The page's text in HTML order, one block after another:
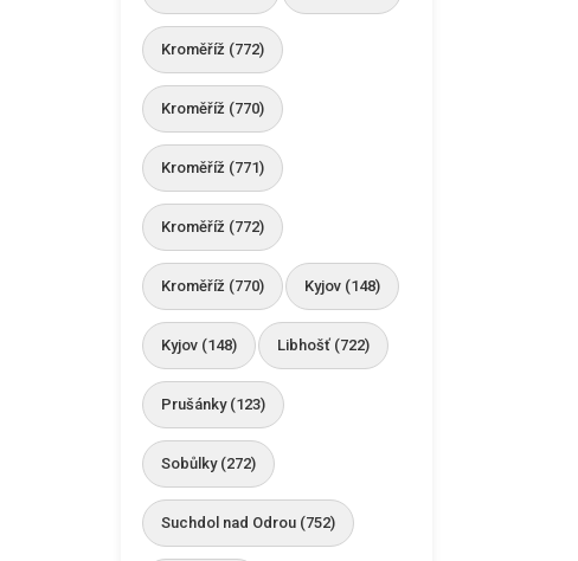
Kroměříž (772)
Kroměříž (770)
Kroměříž (771)
Kroměříž (772)
Kroměříž (770) Kyjov (148)
Kyjov (148) Libhošť (722)
Prušánky (123)
Sobůlky (272)
Suchdol nad Odrou (752)